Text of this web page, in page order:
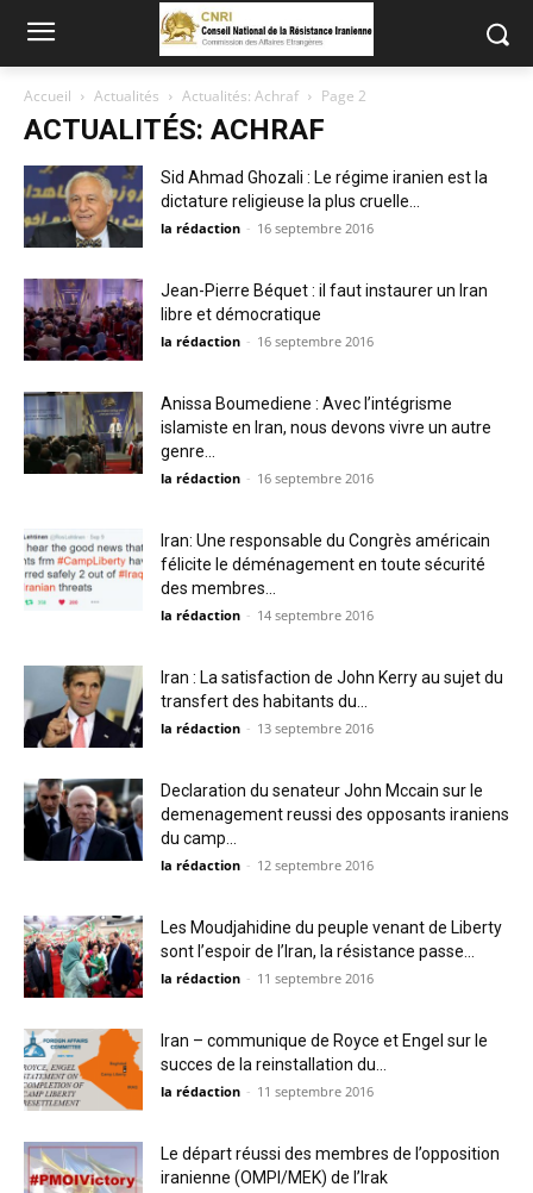
Accueil Actualités Actualités: Achraf Page 2
ACTUALITÉS: ACHRAF
Sid Ahmad Ghozali : Le régime iranien est la
dictature religieuse la plus cruelle...
la rédaction - 16 septembre 2016
Jean-Pierre Béquet : il faut instaurer un Iran
libre et démocratique
la rédaction - 16 septembre 2016
Anissa Boumediene : Avec l’intégrisme
islamiste en Iran, nous devons vivre un autre
genre...
la rédaction - 16 septembre 2016
Iran: Une responsable du Congrès américain
félicite le déménagement en toute sécurité
des membres...
la rédaction - 14 septembre 2016
Iran : La satisfaction de John Kerry au sujet du
transfert des habitants du...
la rédaction - 13 septembre 2016
Declaration du senateur John Mccain sur le
demenagement reussi des opposants iraniens
du camp...
la rédaction - 12 septembre 2016
Les Moudjahidine du peuple venant de Liberty
sont l’espoir de l’Iran, la résistance passe...
la rédaction - 11 septembre 2016
Iran – communique de Royce et Engel sur le
succes de la reinstallation du...
la rédaction - 11 septembre 2016
Le départ réussi des membres de l’opposition
iranienne (OMPI/MEK) de l’Irak